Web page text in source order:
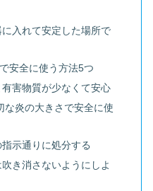
入れて安定した場所で
安全に使う方法5つ
害物質が少なくて安心
な炎の大きさで安全に使
示通りに処分する
き消さないようにしよ